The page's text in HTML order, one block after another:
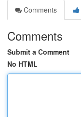
Comments
Comments
Submit a Comment
No HTML